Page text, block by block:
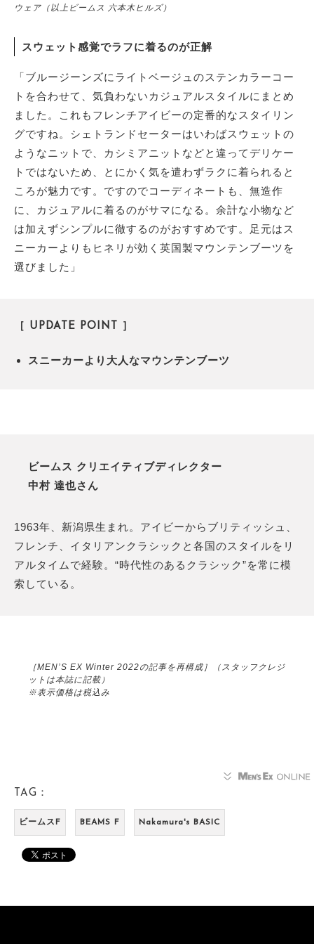
ウェア（以上ビームス 六本木ヒルズ）
スウェット感覚でラフに着るのが正解
「ブルージーンズにライトベージュのステンカラーコー
トを合わせて、気負わないカジュアルスタイルにまとめ
ました。これもフレンチアイビーの定番的なスタイリン
グですね。シェトランドセーターはいわばスウェットの
ようなニットで、カシミアニットなどと違ってデリケー
トではないため、とにかく気を遣わずラクに着られると
ころが魅力です。ですのでコーディネートも、無造作
に、カジュアルに着るのがサマになる。余計な小物など
は加えずシンプルに徹するのがおすすめです。足元はス
ニーカーよりもヒネリが効く英国製マウンテンブーツを
選びました」
［ UPDATE POINT ］
スニーカーより大人なマウンテンブーツ
ビームス クリエイティブディレクター
中村 達也さん
1963年、新潟県生まれ。アイビーからブリティッシュ、
フレンチ、イタリアンクラシックと各国のスタイルをリ
アルタイムで経験。“時代性のあるクラシック”を常に模
索している。
［MEN’S EX Winter 2022の記事を再構成］（スタッフクレジ
ットは本誌に記載）
※表示価格は税込み
TAG：
ビームスF BEAMS F Nakamura's BASIC